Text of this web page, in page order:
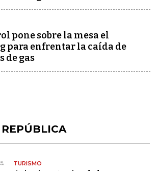
pone sobre la mesa el
para enfrentar la caída de
de gas
TURISMO